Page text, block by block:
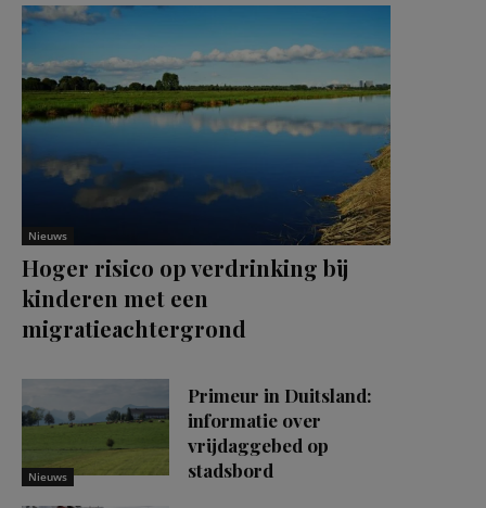
Nieuws
Hoger risico op verdrinking bij
kinderen met een
migratieachtergrond
Nieuws
Primeur in Duitsland:
informatie over
vrijdaggebed op
stadsbord